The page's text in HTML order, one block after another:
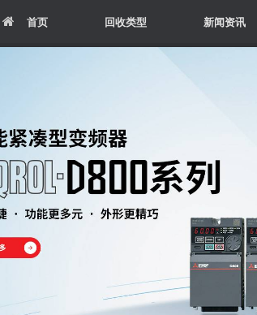
首页 回收类型 新闻资讯